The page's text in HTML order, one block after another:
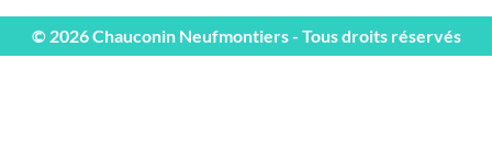
© 2026 Chauconin Neufmontiers - Tous droits réservés